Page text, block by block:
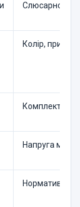
Слюсарно-
Колір,
Комплектна
Напруга між
Нормативний